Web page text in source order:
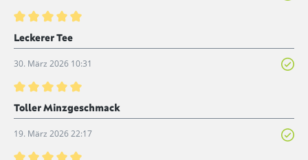
Bewertung mit 5 von 5 Sternen
Leckerer Tee
30. März 2026 10:31
Bewertung mit 5 von 5 Sternen
Toller Minzgeschmack
19. März 2026 22:17